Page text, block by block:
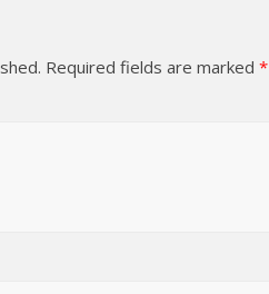
Required fields are marked *